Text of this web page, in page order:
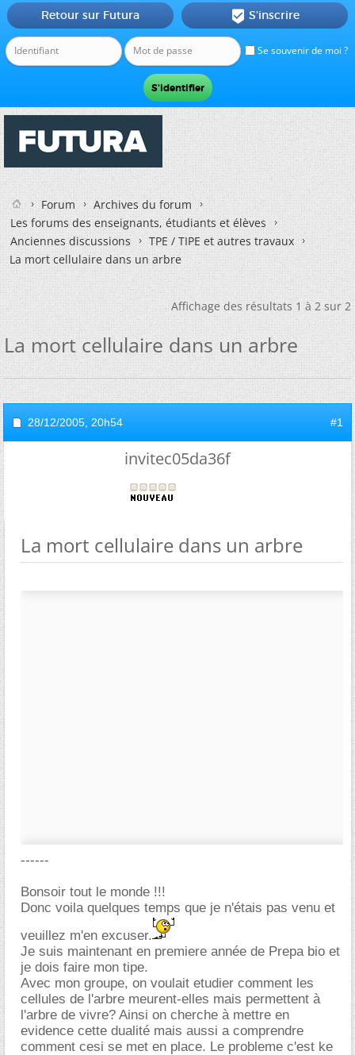
Se souvenir de moi ?
Retour sur Futura  S'inscrire
Forum
Archives du forum
Les forums des enseignants, étudiants et élèves
Anciennes discussions
TPE / TIPE et autres travaux
La mort cellulaire dans un arbre
Affichage des résultats 1 à 2 sur 2
La mort cellulaire dans un arbre
28/12/2005, 20h54 #1
invitec05da36f
La mort cellulaire dans un arbre
------
Bonsoir tout le monde !!!
Donc voila quelques temps que je n'étais pas venu et
veuillez m'en excuser.
Je suis maintenant en premiere année de Prepa bio et
je dois faire mon tipe.
Avec mon groupe, on voulait etudier comment les
cellules de l'arbre meurent-elles mais permettent à
l'arbre de vivre? Ainsi on cherche à mettre en
evidence cette dualité mais aussi a comprendre
comment cesi se met en place. Le probleme c'est ke